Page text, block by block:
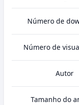
Número de
Número de
Autor
Tamanho do